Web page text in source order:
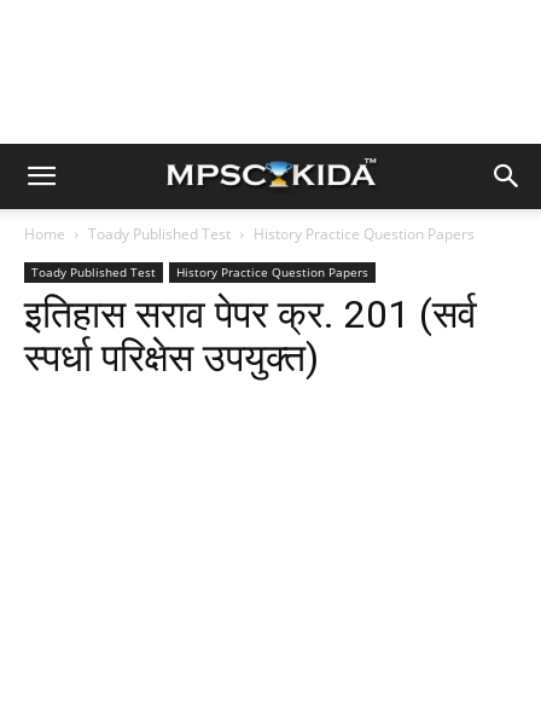
Home Toady Published Test History Practice Question Papers
Toady Published Test History Practice Question Papers
इतिहास सराव पेपर क्र. 201 (सर्व
स्पर्धा परिक्षेस उपयुक्त)